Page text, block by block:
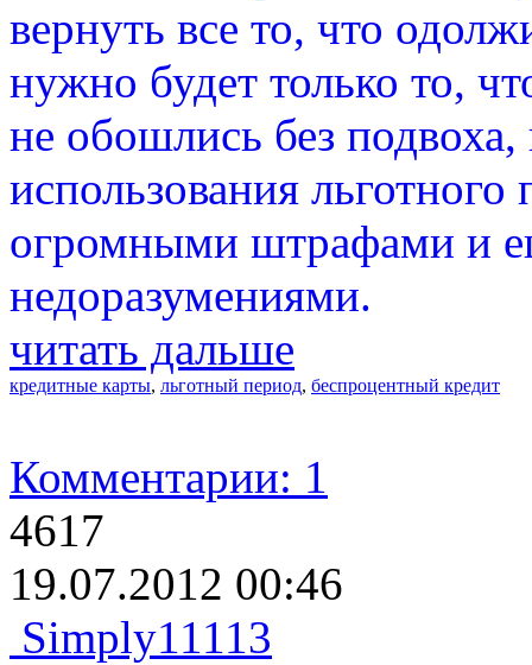
вернуть все то, что
нужно будет только то,
не обошлись без подвоха,
использования льготного
огромными штрафами и
недоразумениями.
читать дальше
кредитные карты, льготный период, беспроцентный кредит
Комментарии: 1
4617
19.07.2012 00:46
Simply11113